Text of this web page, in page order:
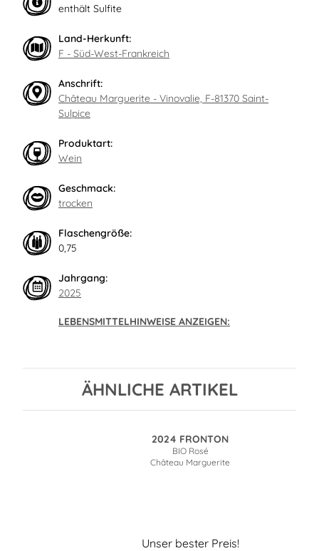
enthält Sulfite
Land-Herkunft:
F - Süd-West-Frankreich
Anschrift:
Château Marguerite - Vinovalie, F-81370 Saint-
Sulpice
Produktart:
Wein
Geschmack:
trocken
Flaschengröße:
0,75
Jahrgang:
2025
LEBENSMITTELHINWEISE ANZEIGEN:
ÄHNLICHE ARTIKEL
2024 FRONTON
BIO Rosé
Château Marguerite
Unser bester Preis!